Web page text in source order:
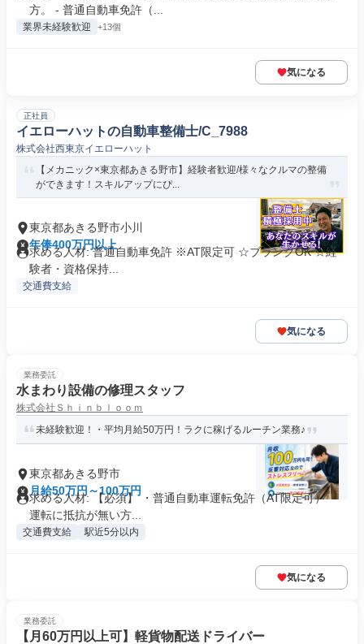
方。 - 普通自動車免許（...
業界未経験歓迎 +13個
気になる
正社員
イエローハットの自動車整備士/C_7988
株式会社西東京イエローハット
【メカニック×東京都あきる野市】経験者歓迎/様々なクルマの整備
ができます！スキルアップにぴ...
東京都あきる野市小川
年俸400万円以上
求める人材: 普通自動車免許 ※AT限定可 ☆ブランクOK ☆経
験者・資格保持...
交通費支給
気になる
業務委託
水まわり設備の修理スタッフ
株式会社Ｓｈｉｎｂｌｏｏｍ
未経験歓迎！・平均月給50万円！ラクに稼げるルーチン業務♪
東京都あきる野市
月給50万円～100万円
求める人材: 【必須】 ・普通自動車運転免許（AT限定可） ・
運転に抵抗が無い方...
交通費支給 駅近5分以内
気になる
業務委託
【月60万円以上可】軽貨物配送ドライバー